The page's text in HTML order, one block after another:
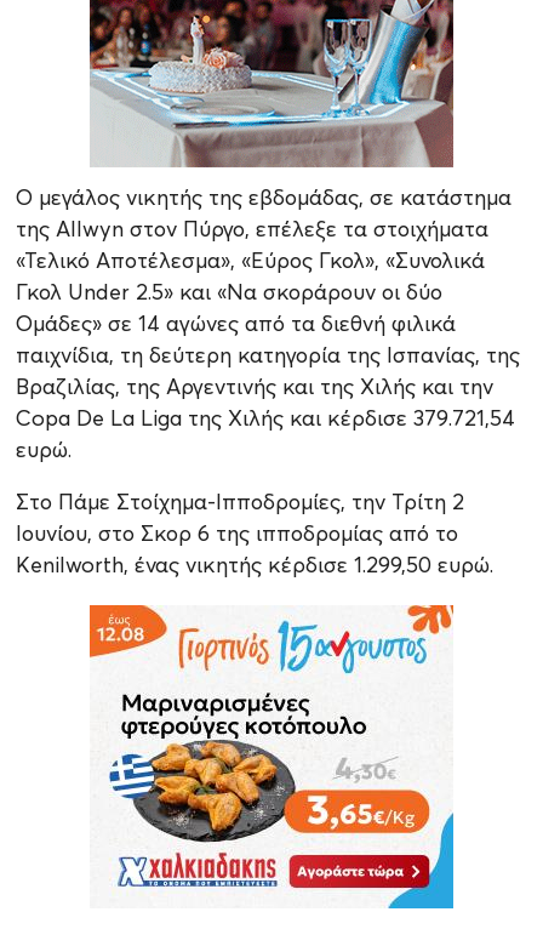
Ο μεγάλος νικητής της εβδομάδας, σε κατάστημα
της Allwyn στον Πύργο, επέλεξε τα στοιχήματα
«Τελικό Αποτέλεσμα», «Εύρος Γκολ», «Συνολικά
Γκολ Under 2.5» και «Να σκοράρουν οι δύο
Ομάδες» σε 14 αγώνες από τα διεθνή φιλικά
παιχνίδια, τη δεύτερη κατηγορία της Ισπανίας, της
Βραζιλίας, της Αργεντινής και της Χιλής και την
Copa De La Liga της Χιλής και κέρδισε 379.721,54
ευρώ.
Στο Πάμε Στοίχημα-Ιπποδρομίες, την Τρίτη 2
Ιουνίου, στο Σκορ 6 της ιπποδρομίας από το
Kenilworth, ένας νικητής κέρδισε 1.299,50 ευρώ.